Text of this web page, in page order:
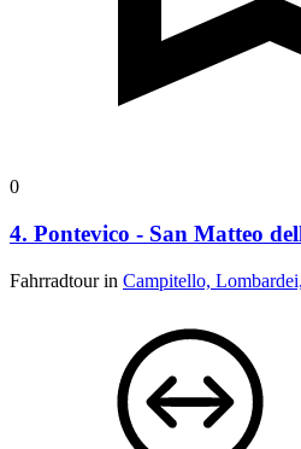
0
4. Pontevico - San Matteo
Fahrradtour in Campitello,